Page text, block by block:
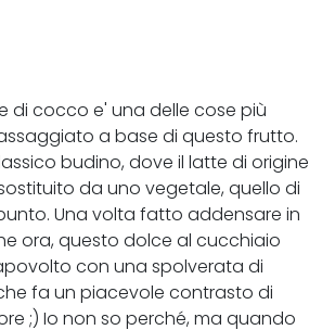
di cocco e' una delle cose più
a base di questo frutto.
budino, dove il latte di origine
da uno vegetale, quello di
Una volta fatto addensare in
ora, questo dolce al cucchiaio
con una spolverata di
fa un piacevole contrasto di
;) Io non so perché, ma quando